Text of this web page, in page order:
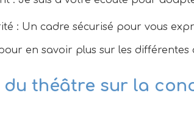
: Un cadre sécurisé pour vous
en savoir plus sur les différentes
du théâtre sur la